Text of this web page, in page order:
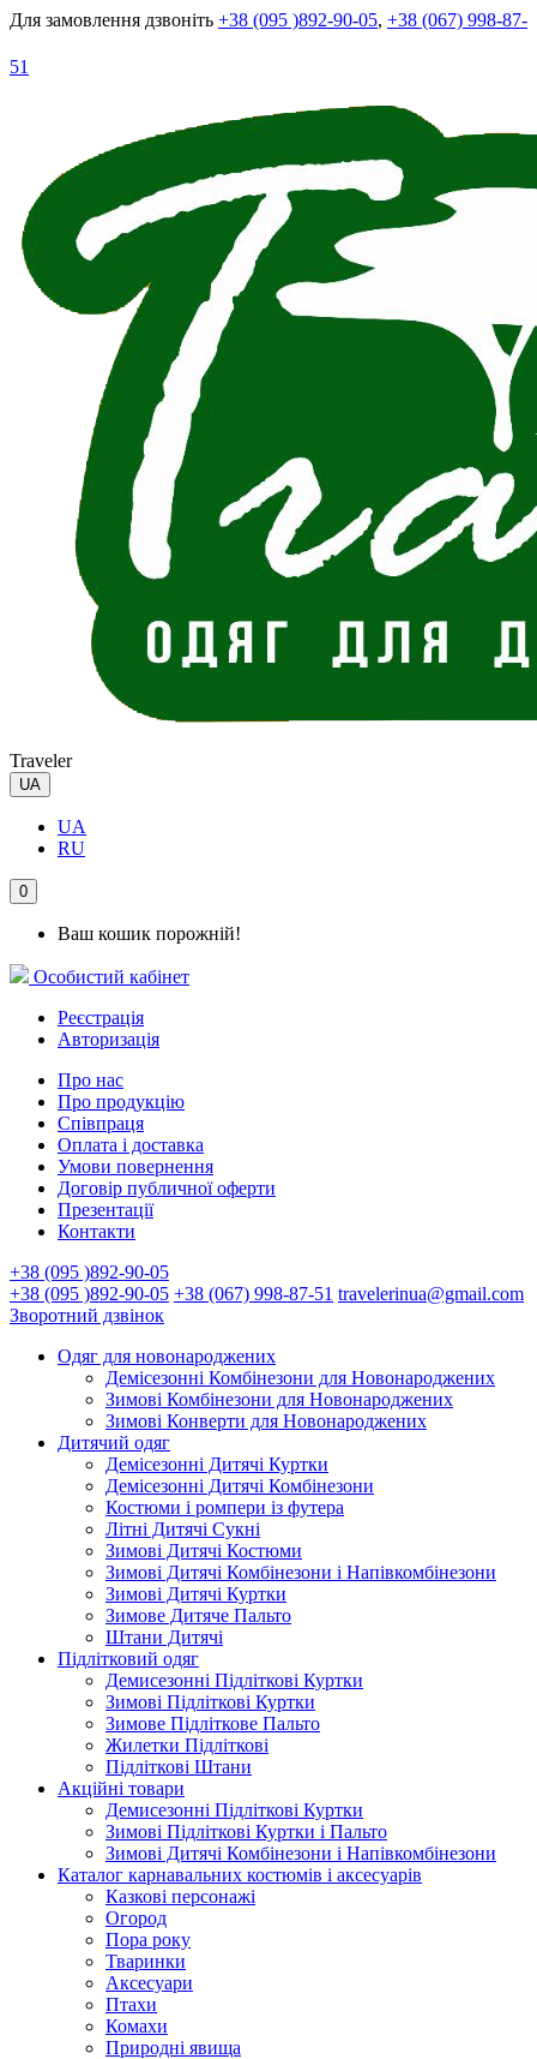
Для замовлення дзвоніть +38 (095 )892-90-05, +38 (067) 998-87-
51
Traveler
UA
UA
RU
0
Ваш кошик порожній!
Особистий кабінет
Реєстрація
Авторизація
Про нас
Про продукцію
Співпраця
Оплата і доставка
Умови повернення
Договір публичної оферти
Презентації
Контакти
+38 (095 )892-90-05
+38 (095 )892-90-05 +38 (067) 998-87-51 travelerinua@gmail.com
Зворотний дзвінок
Одяг для новонароджених
Демісезонні Комбінезони для Новонароджених
Зимові Комбінезони для Новонароджених
Зимові Конверти для Новонароджених
Дитячий одяг
Демісезонні Дитячі Куртки
Демісезонні Дитячі Комбінезони
Костюми і ромпери із футера
Літні Дитячі Сукні
Зимові Дитячі Костюми
Зимові Дитячі Комбінезони і Напівкомбінезони
Зимові Дитячі Куртки
Зимове Дитяче Пальто
Штани Дитячі
Підлітковий одяг
Демисезонні Підліткові Куртки
Зимові Підліткові Куртки
Зимове Підліткове Пальто
Жилетки Підліткові
Підліткові Штани
Акційні товари
Демисезонні Підліткові Куртки
Зимові Підліткові Куртки і Пальто
Зимові Дитячі Комбінезони і Напівкомбінезони
Каталог карнавальних костюмів і аксесуарів
Казкові персонажі
Огород
Пора року
Тваринки
Аксесуари
Птахи
Комахи
Природні явища